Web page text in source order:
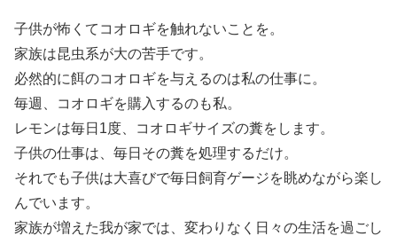
子供が怖くてコオロギを触れないことを。
家族は昆虫系が大の苦手です。
必然的に餌のコオロギを与えるのは私の仕事に。
毎週、コオロギを購入するのも私。
レモンは毎日1度、コオロギサイズの糞をします。
子供の仕事は、毎日その糞を処理するだけ。
それでも子供は大喜びで毎日飼育ゲージを眺めながら楽し
んでいます。
家族が増えた我が家では、変わりなく日々の生活を過ごし